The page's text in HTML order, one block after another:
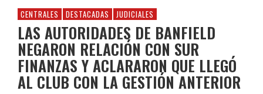
CENTRALES DESTACADAS JUDICIALES
LAS AUTORIDADES DE BANFIELD
NEGARON RELACIÓN CON SUR
FINANZAS Y ACLARARON QUE LLEGÓ
AL CLUB CON LA GESTIÓN ANTERIOR